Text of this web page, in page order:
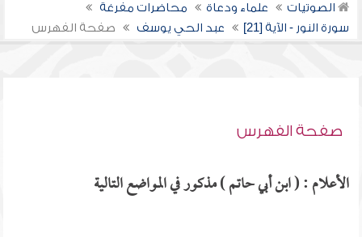
الصوتيات علماء ودعاة
محاضرات مفرغة
سورة النور - الآية [21]
عبد الحي يوسف صفحة الفهرس
صفحة الفهرس
الأعلام : ( ابن أبي حاتم ) مذكور في المواضع التالية